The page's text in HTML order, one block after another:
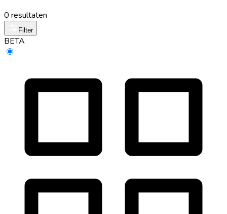
0 resultaten
Filter
BETA